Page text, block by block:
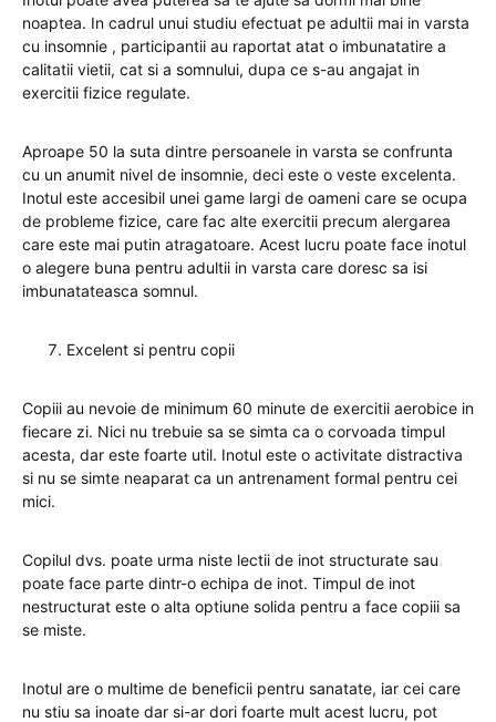
noaptea. In cadrul unui studiu efectuat pe adultii mai in varsta
cu insomnie , participantii au raportat atat o imbunatatire a
calitatii vietii, cat si a somnului, dupa ce s-au angajat in
exercitii fizice regulate.
Aproape 50 la suta dintre persoanele in varsta se confrunta
cu un anumit nivel de insomnie, deci este o veste excelenta.
Inotul este accesibil unei game largi de oameni care se ocupa
de probleme fizice, care fac alte exercitii precum alergarea
care este mai putin atragatoare. Acest lucru poate face inotul
o alegere buna pentru adultii in varsta care doresc sa isi
imbunatateasca somnul.
Excelent si pentru copii
Copiii au nevoie de minimum 60 minute de exercitii aerobice in
fiecare zi. Nici nu trebuie sa se simta ca o corvoada timpul
acesta, dar este foarte util. Inotul este o activitate distractiva
si nu se simte neaparat ca un antrenament formal pentru cei
mici.
Copilul dvs. poate urma niste lectii de inot structurate sau
poate face parte dintr-o echipa de inot. Timpul de inot
nestructurat este o alta optiune solida pentru a face copiii sa
se miste.
Inotul are o multime de beneficii pentru sanatate, iar cei care
nu stiu sa inoate dar si-ar dori foarte mult acest lucru, pot